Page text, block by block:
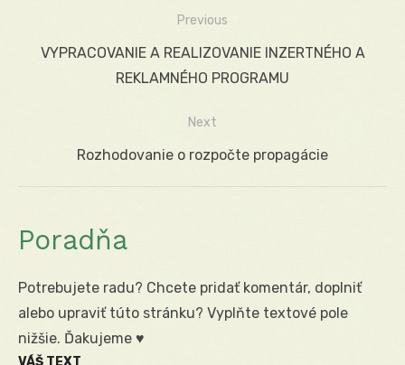
Navigácia
Previous
Previous
VYPRACOVANIE A REALIZOVANIE INZERTNÉHO A
REKLAMNÉHO PROGRAMU
Next
Next
Rozhodovanie o rozpočte propagácie
Poradňa
Potrebujete radu? Chcete pridať komentár, doplniť
alebo upraviť túto stránku? Vyplňte textové pole
nižšie. Ďakujeme ♥
VÁŠ TEXT